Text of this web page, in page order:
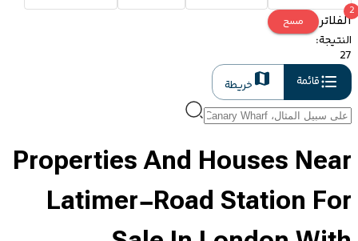
الفلاتر
2
مسح
النتيجة:
27
قائمة
خريطة
Properties And Houses Near
Latimer-Road Station For